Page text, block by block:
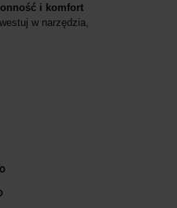
i komfort
w narzędzia,